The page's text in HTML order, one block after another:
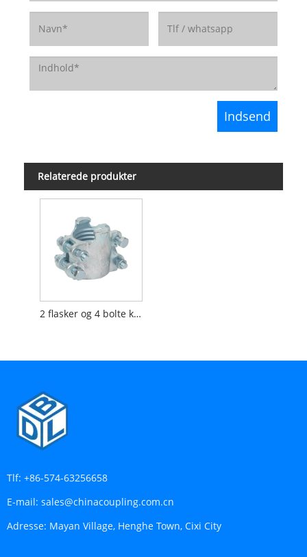
Relaterede produkter
2 flasker og 4 bolte klemme
Tlf: +86-574-63256658
E-mail: sales@chinacoupling.com.cn
Adresse: Mayan Village, Henghe Town, Cixi City